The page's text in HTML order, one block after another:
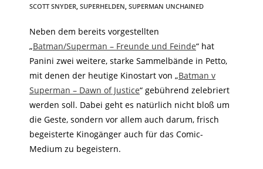
SCOTT SNYDER SUPERHELDEN SUPERMAN UNCHAINED
Neben dem bereits vorgestellten
„Batman/Superman – Freunde und Feinde“ hat
Panini zwei weitere, starke Sammelbände in Petto,
mit denen der heutige Kinostart von „Batman v
Superman – Dawn of Justice“ gebührend zelebriert
werden soll. Dabei geht es natürlich nicht bloß um
die Geste, sondern vor allem auch darum, frisch
begeisterte Kinogänger auch für das Comic-
Medium zu begeistern.